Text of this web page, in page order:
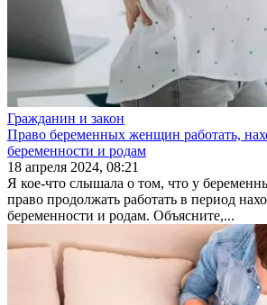
Гражданин и закон
Право беременных женщин работать,
беременности и родам
18 апреля 2024, 08:21
Я кое-что слышала о том, что у
право продолжать работать в период
беременности и родам. Объясните,...